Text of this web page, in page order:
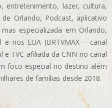
entretenimento, lazer, cultura,
Orlando, Podcast, aplicativo
especializada em Orlando,
nos EUA (BRTVMAX – canal
e TVC afiliada da CNN no canal
foco especial no destino além
de famílias desde 2018.